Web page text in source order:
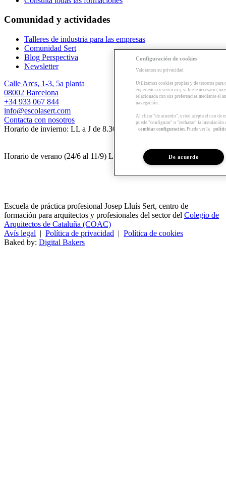
Comunidad y actividades
Talleres de industria para las empresas
Comunidad Sert
Blog Perspectiva
Newsletter
Calle Arcs, 1-3, 5a planta
08002 Barcelona
+34 933 067 844
info@escolasert.com
Contacta con nosotros
Horario de invierno: LL a J de 8.30 a 16.30 h / V de 8.30 a 14 h.
Horario de verano (24/6 al 11/9) LL a V de 8.30 a 14 h.
Escuela de práctica profesional Josep Lluís Sert, centro de
formación para arquitectos y profesionales del sector del Colegio de
Arquitectos de Cataluña (COAC)
Avís legal | Política de privacidad | Política de cookies
Baked by: Digital Bakers
Configuración de cookies
Valoramos su privacidad
Utilizamos cookies propias y de terceros para
experiencia y servicio y, si fuese necesario,
relacionada con sus preferencias mediante el
navegación.
Al clicar "de acuerdo", usted acepta el uso de
puede "configurar" o "rechazar" la instalación
cambiar configuración . Puede ver la
De acuerdo